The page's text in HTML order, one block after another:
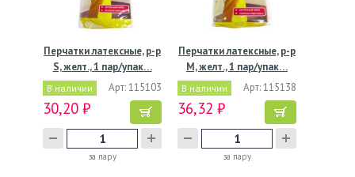
Перчатки латексные, р-р
S, желт., 1 пар/упак…
В наличии Арт: 115103
30,20 ₽
за пару
Перчатки латексные, р-р
M, желт., 1 пар/упак…
В наличии Арт: 115138
36,32 ₽
за пару